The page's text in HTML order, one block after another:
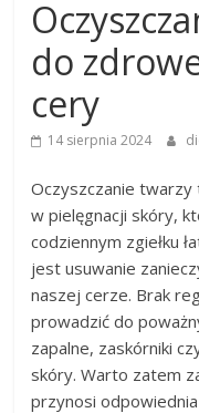
do
cery
14 sierpnia 2024
Oczyszczanie
w pielęgnacji skóry,
codziennym zgiełku
jest usuwanie
naszej cerze. Brak
prowadzić do
zapalne, zaskórniki
skóry. Warto zatem
przynosi